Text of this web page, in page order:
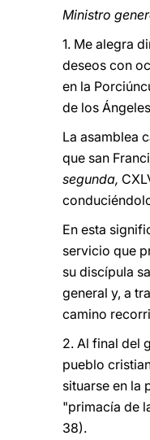
Ministro
1. Me alegra
deseos con
en la
de los
La asamblea
que san
segunda,
En esta
servicio que
su discípula
general y, a
camino
2. Al final del
pueblo
situarse en la
"primacía de
38).